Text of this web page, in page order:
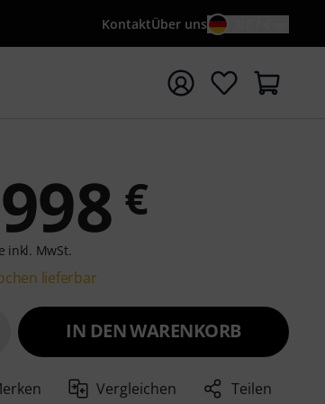
KontaktÜber uns
{searchTerm} starten
€
inkl. MwSt.
lieferbar
IN DEN WARENKORB
Vergleichen Teilen